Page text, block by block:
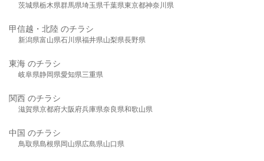
茨城県栃木県群馬県埼玉県千葉県東京都神奈川県
甲信越・北陸 のチラシ
新潟県富山県石川県福井県山梨県長野県
東海 のチラシ
岐阜県静岡県愛知県三重県
関西 のチラシ
滋賀県京都府大阪府兵庫県奈良県和歌山県
中国 のチラシ
鳥取県島根県岡山県広島県山口県